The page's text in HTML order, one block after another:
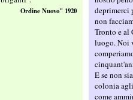
Ordine Nuovo" 1920
deprimerci
non
Tronto e al
luogo. Noi
E se non
colonia
come